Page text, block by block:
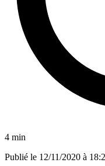
4 min
Publié le 12/11/2020 à